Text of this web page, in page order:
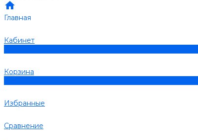
Главная
Кабинет
Корзина
Избранные
Сравнение